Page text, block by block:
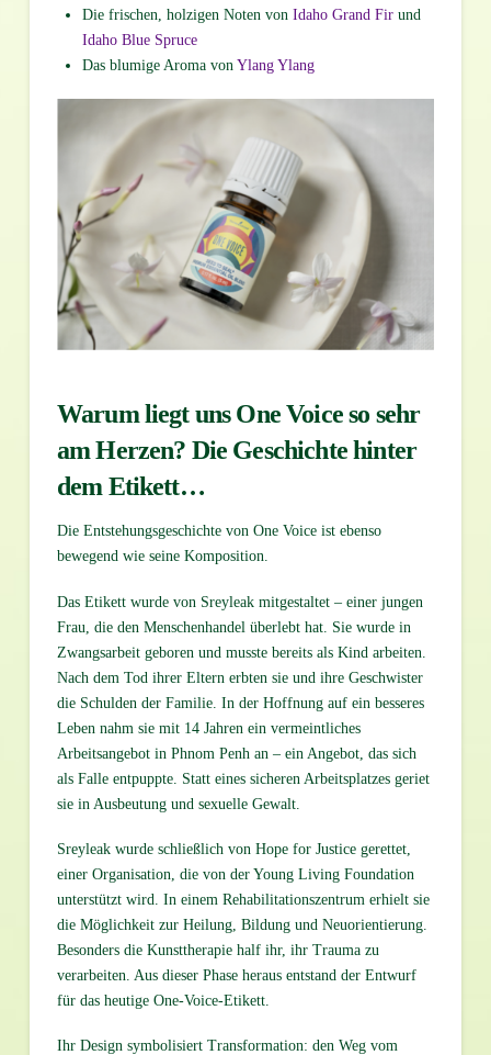
Die frischen, holzigen Noten vonIdaho Grand Fir und
Idaho Blue Spruce
Das blumige Aroma vonYlang Ylang
Warum liegt uns One Voice so sehr
am Herzen? Die Geschichte hinter
dem Etikett…
Die Entstehungsgeschichte von One Voice ist ebenso
bewegend wie seine Komposition.
Das Etikett wurde von Sreyleak mitgestaltet – einer jungen
Frau, die den Menschenhandel überlebt hat. Sie wurde in
Zwangsarbeit geboren und musste bereits als Kind arbeiten.
Nach dem Tod ihrer Eltern erbten sie und ihre Geschwister
die Schulden der Familie. In der Hoffnung auf ein besseres
Leben nahm sie mit 14 Jahren ein vermeintliches
Arbeitsangebot in Phnom Penh an – ein Angebot, das sich
als Falle entpuppte. Statt eines sicheren Arbeitsplatzes geriet
sie in Ausbeutung und sexuelle Gewalt.
Sreyleak wurde schließlich von Hope for Justice gerettet,
einer Organisation, die von der Young Living Foundation
unterstützt wird. In einem Rehabilitationszentrum erhielt sie
die Möglichkeit zur Heilung, Bildung und Neuorientierung.
Besonders die Kunsttherapie half ihr, ihr Trauma zu
verarbeiten. Aus dieser Phase heraus entstand der Entwurf
für das heutige One-Voice-Etikett.
Ihr Design symbolisiert Transformation: den Weg vom